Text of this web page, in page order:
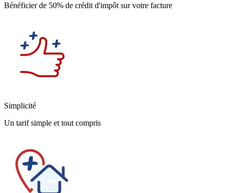
Bénéficier de 50% de crédit d'impôt sur votre facture
Simplicité
Un tarif simple et tout compris